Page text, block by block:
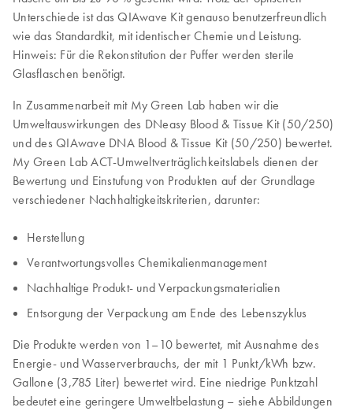
Unterschiede ist das QIAwave Kit genauso benutzerfreundlich
wie das Standardkit, mit identischer Chemie und Leistung.
Hinweis: Für die Rekonstitution der Puffer werden sterile
Glasflaschen benötigt.
In Zusammenarbeit mit My Green Lab haben wir die
Umweltauswirkungen des DNeasy Blood & Tissue Kit (50/250)
und des QIAwave DNA Blood & Tissue Kit (50/250) bewertet.
My Green Lab ACT-Umweltverträglichkeitslabels dienen der
Bewertung und Einstufung von Produkten auf der Grundlage
verschiedener Nachhaltigkeitskriterien, darunter:
Herstellung
Verantwortungsvolles Chemikalienmanagement
Nachhaltige Produkt- und Verpackungsmaterialien
Entsorgung der Verpackung am Ende des Lebenszyklus
Die Produkte werden von 1–10 bewertet, mit Ausnahme des
Energie- und Wasserverbrauchs, der mit 1 Punkt/kWh bzw.
Gallone (3,785 Liter) bewertet wird. Eine niedrige Punktzahl
bedeutet eine geringere Umweltbelastung – siehe Abbildungen